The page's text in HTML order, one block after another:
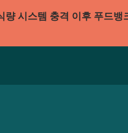
시스템 충격 이후 푸드